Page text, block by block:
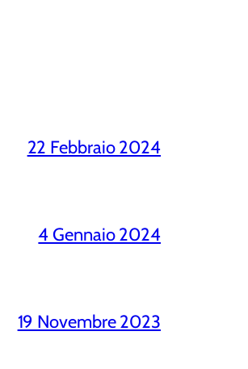
22 Febbraio 2024
4 Gennaio 2024
19 Novembre 2023